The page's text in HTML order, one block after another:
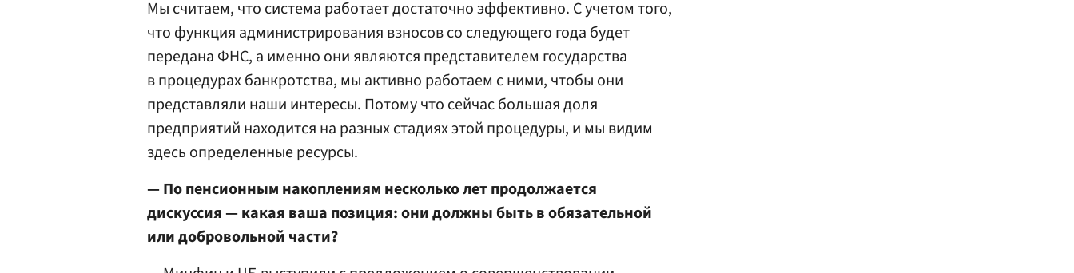
Мы считаем, что система работает достаточно эффективно. С учетом того,
что функция администрирования взносов со следующего года будет
передана ФНС, а именно они являются представителем государства
в процедурах банкротства, мы активно работаем с ними, чтобы они
представляли наши интересы. Потому что сейчас большая доля
предприятий находится на разных стадиях этой процедуры, и мы видим
здесь определенные ресурсы.
— По пенсионным накоплениям несколько лет продолжается
дискуссия — какая ваша позиция: они должны быть в обязательной
или добровольной части?